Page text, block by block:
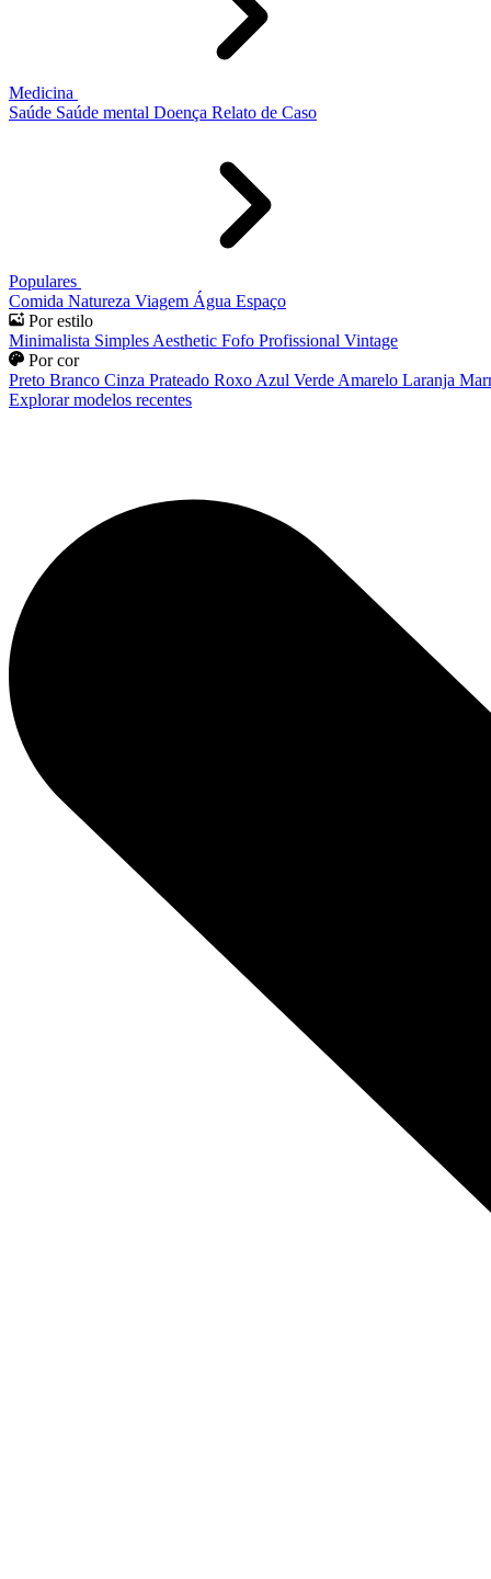
Medicina
Saúde Saúde mental Doença Relato de Caso
Populares
Comida Natureza Viagem Água Espaço
Por estilo
Minimalista Simples Aesthetic Fofo Profissional Vintage
Por cor
Preto Branco Cinza Prateado Roxo Azul Verde Amarelo Laranja
Explorar modelos recentes